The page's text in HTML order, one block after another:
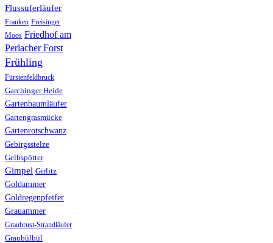
Flussuferläufer
Franken Freisinger
Moos Friedhof am
Perlacher Forst
Frühling
Fürstenfeldbruck
Garchinger Heide
Gartenbaumläufer
Gartengrasmücke
Gartenrotschwanz
Gebirgsstelze
Gelbspötter
Gimpel Girlitz
Goldammer
Goldregenpfeifer
Grauammer
Graubrust-Strandläufer
Graubülbül